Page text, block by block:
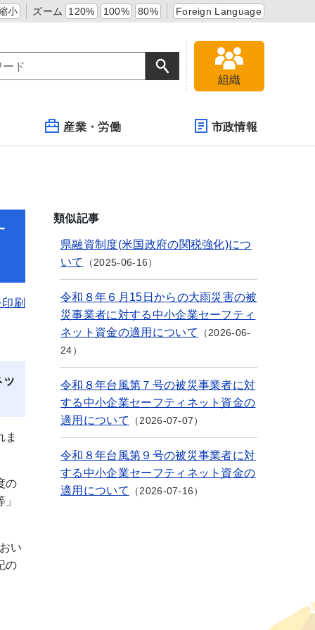
小 ズーム 120% 100% 80% Foreign Language
組織
産業・労働 市政情報
刷
ま
の
い
の
類似記事
県融資制度(米国政府の関税強化)につ
いて
2025-06-16
令和８年６月15日からの大雨災害の被
災事業者に対する中小企業セーフティ
ネット資金の適用について
2026-06-
24
令和８年台風第７号の被災事業者に対
する中小企業セーフティネット資金の
適用について
2026-07-07
令和８年台風第９号の被災事業者に対
する中小企業セーフティネット資金の
適用について
2026-07-16